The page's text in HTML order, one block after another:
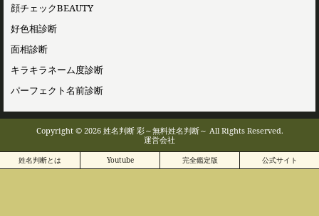
顔チェックBEAUTY
好色相診断
面相診断
キラキラネーム度診断
パーフェクト名前診断
Copyright © 2026 姓名判断 彩～無料姓名判断～ All Rights Reserved.
運営会社
姓名判断とは Youtube 完全鑑定版 公式サイト